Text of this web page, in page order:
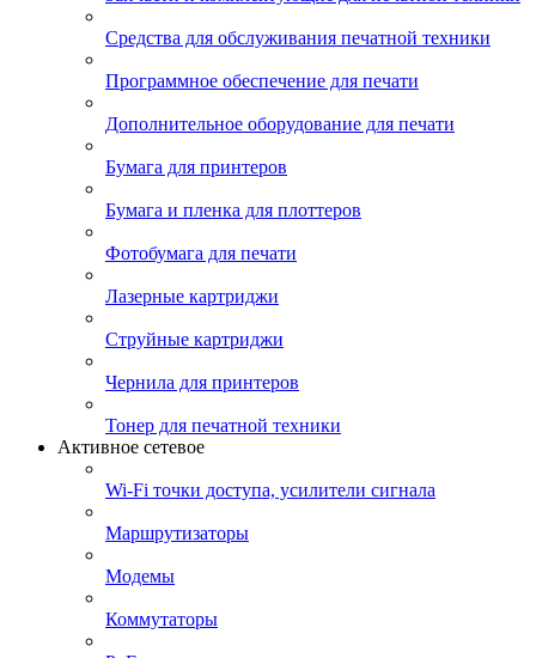
Средства для обслуживания печатной техники
Программное обеспечение для печати
Дополнительное оборудование для печати
Бумага для принтеров
Бумага и пленка для плоттеров
Фотобумага для печати
Лазерные картриджи
Струйные картриджи
Чернила для принтеров
Тонер для печатной техники
Активное сетевое
Wi-Fi точки доступа, усилители сигнала
Маршрутизаторы
Модемы
Коммутаторы